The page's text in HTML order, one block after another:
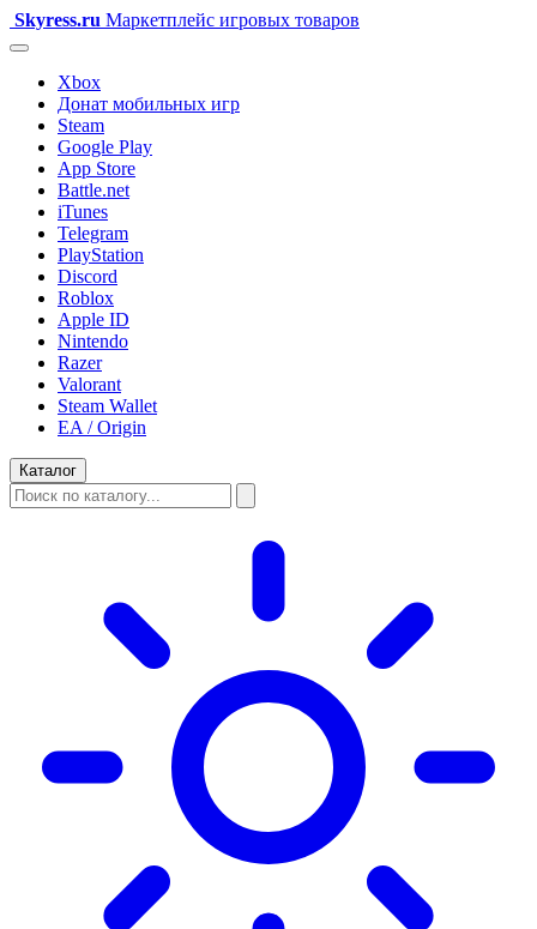
Skyress.ru Маркетплейс игровых товаров
Xbox
Донат мобильных игр
Steam
Google Play
App Store
Battle.net
iTunes
Telegram
PlayStation
Discord
Roblox
Apple ID
Nintendo
Razer
Valorant
Steam Wallet
EA / Origin
Каталог